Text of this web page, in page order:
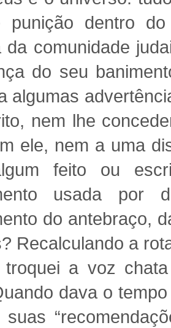
punição dentro
da comunidade
do seu
algumas
nem lhe
ele, nem a uma
feito ou
usada por
do antebraço,
Recalculando a
troquei a voz
dava o
suas